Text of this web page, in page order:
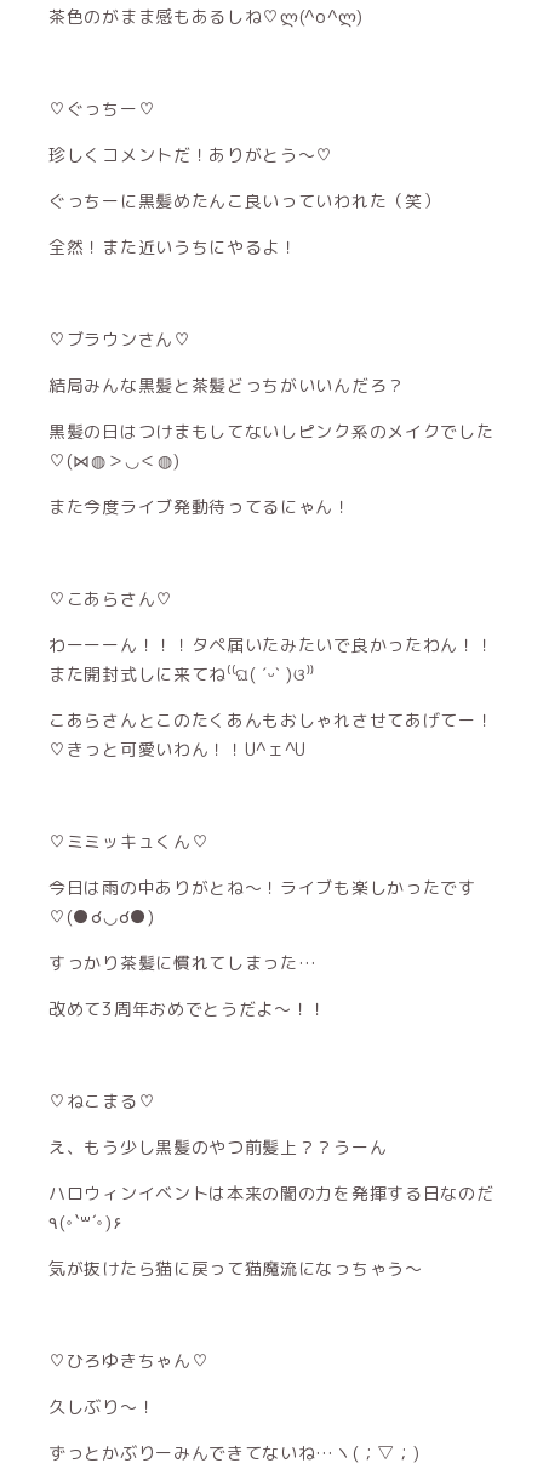
茶色のがまま感もあるしね♡ლ(^o^ლ)
♡ぐっちー♡
珍しくコメントだ！ありがとう〜♡
ぐっちーに黒髪めたんこ良いっていわれた（笑）
全然！また近いうちにやるよ！
♡ブラウンさん♡
結局みんな黒髪と茶髪どっちがいいんだろ？
黒髪の日はつけまもしてないしピンク系のメイクでした
♡(⋈◍＞◡＜◍)
また今度ライブ発動待ってるにゃん！
♡こあらさん♡
わーーーん！！！タペ届いたみたいで良かったわん！！
また開封式しに来てね⁽⁽ଘ( ˊᵕˋ )ଓ⁾⁾
こあらさんとこのたくあんもおしゃれさせてあげてー！
♡きっと可愛いわん！！U^ェ^U
♡ミミッキュくん♡
今日は雨の中ありがとね〜！ライブも楽しかったです
♡(●☌◡☌●)
すっかり茶髪に慣れてしまった…
改めて3周年おめでとうだよ〜！！
♡ねこまる♡
え、もう少し黒髪のやつ前髪上？？うーん
ハロウィンイベントは本来の闇の力を発揮する日なのだ
٩(◦`꒳´◦)۶
気が抜けたら猫に戻って猫魔流になっちゃう〜
♡ひろゆきちゃん♡
久しぶり〜！
ずっとかぶりーみんできてないね…ヽ(；▽；)